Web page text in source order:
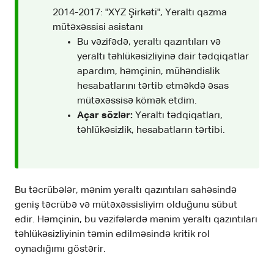
2014-2017: "XYZ Şirkəti", Yeraltı qazma
mütəxəssisi asistanı
Bu vəzifədə, yeraltı qazıntıları və
yeraltı təhlükəsizliyinə dair tədqiqatlar
apardım, həmçinin, mühəndislik
hesabatlarını tərtib etməkdə əsas
mütəxəssisə kömək etdim.
Açar sözlər: Yeraltı tədqiqatları,
təhlükəsizlik, hesabatların tərtibi.
Bu təcrübələr, mənim yeraltı qazıntıları sahəsində
geniş təcrübə və mütəxəssisliyim olduğunu sübut
edir. Həmçinin, bu vəzifələrdə mənim yeraltı qazıntıları
təhlükəsizliyinin təmin edilməsində kritik rol
oynadığımı göstərir.